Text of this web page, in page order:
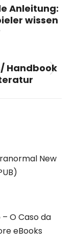
Anleitung:
wissen
Handbook
New
O Caso da
eBooks